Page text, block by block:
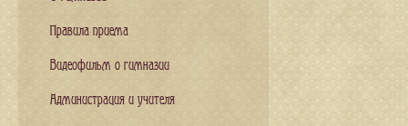
Правила приема
Видеофильм о гимназии
Администрация и учителя